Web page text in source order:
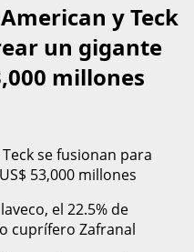
y Teck
un gigante
millones
se fusionan para
53,000 millones
el 22.5% de
cuprífero Zafranal